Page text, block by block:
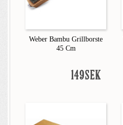
Weber Bambu Grillborste
45 Cm
149SEK